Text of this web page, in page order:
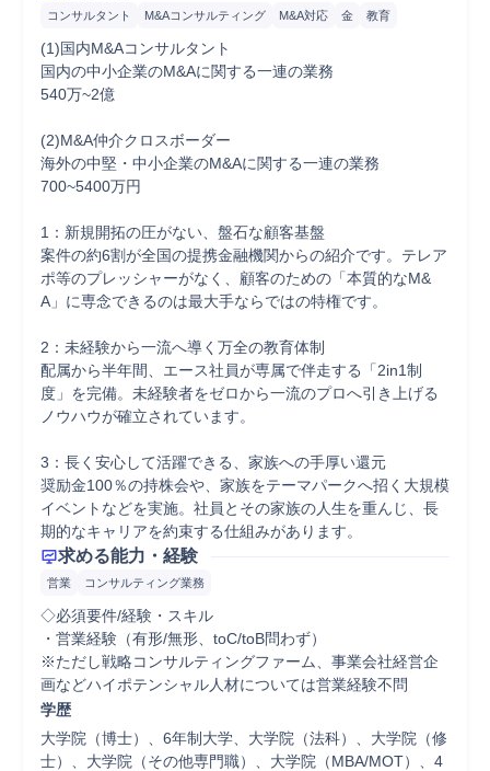
コンサルタント M&Aコンサルティング M&A対応 金 教育
(1)国内M&Aコンサルタント
国内の中小企業のM&Aに関する一連の業務
540万~2億
(2)M&A仲介クロスボーダー
海外の中堅・中小企業のM&Aに関する一連の業務
700~5400万円
1：新規開拓の圧がない、盤石な顧客基盤
案件の約6割が全国の提携金融機関からの紹介です。テレア
ポ等のプレッシャーがなく、顧客のための「本質的なM&
A」に専念できるのは最大手ならではの特権です。
2：未経験から一流へ導く万全の教育体制
配属から半年間、エース社員が専属で伴走する「2in1制
度」を完備。未経験者をゼロから一流のプロへ引き上げる
ノウハウが確立されています。
3：長く安心して活躍できる、家族への手厚い還元
奨励金100％の持株会や、家族をテーマパークへ招く大規模
イベントなどを実施。社員とその家族の人生を重んじ、長
期的なキャリアを約束する仕組みがあります。
求める能力・経験
営業 コンサルティング業務
◇必須要件/経験・スキル
・営業経験（有形/無形、toC/toB問わず）
※ただし戦略コンサルティングファーム、事業会社経営企
画などハイポテンシャル人材については営業経験不問
学歴
大学院（博士）、6年制大学、大学院（法科）、大学院（修
士）、大学院（その他専門職）、大学院（MBA/MOT）、4